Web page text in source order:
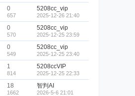
0
657
5208cc_vip
2025-12-26 21:40
0
570
5208cc_vip
2025-12-25 23:59
0
549
5208cc_vip
2025-12-25 23:40
1
814
5208ccVIP
2025-12-25 22:33
18
1662
智判AI
2026-5-6 21:01